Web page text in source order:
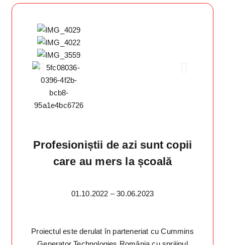
Profesioniștii de azi sunt copii
care au mers la școală
01.10.2022 – 30.06.2023
Proiectul este derulat în parteneriat cu Cummins